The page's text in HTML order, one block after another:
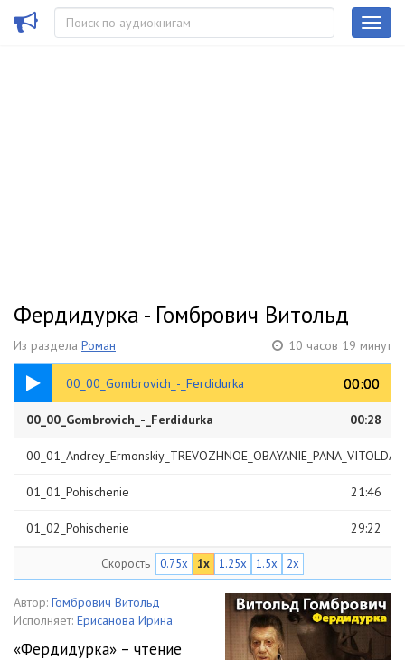
Фердидурка - Гомбрович Витольд
Из раздела Роман 10 часов 19 минут
00_00_Gombrovich_-_Ferdidurka 00:00
00:00
00:28
00_00_Gombrovich_-_Ferdidurka 00:28
00_01_Andrey_Ermonskiy_TREVOZHNOE_OBAYANIE_PANA_VITOLDA
05:41
01_01_Pohischenie 21:46
01_02_Pohischenie 29:22
02_01_Vodvorenie_v_uzilische_i_dalneyshee_umalenie
02_02_Vodvorenie_v_uzilische_i_dalneyshee_umalenie 18:37
02_03_Vodvorenie_v_uzilische_i_dalneyshee_umalenie 21:25
Скорость 0.75x 1x 1.25x 1.5x 2x
Автор: Гомбрович Витольд
Исполняет: Ерисанова Ирина
«Фердидурка» – чтение